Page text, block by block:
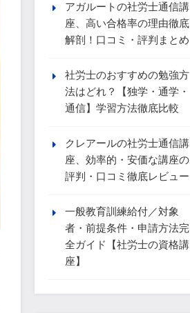
アガルートの社労士通信講
座、高い合格率の理由徹底
解剖！口コミ・評判まとめ
社労士のおすすめの勉強方
法はどれ？【独学・通学・
通信】学習方法徹底比較
クレアールの社労士通信講
座、効率的・安価な講座の
評判・口コミ徹底レビュー
一般教育訓練給付／対象
者・前提条件・申請方法完
全ガイド【社労士の資格講
座】